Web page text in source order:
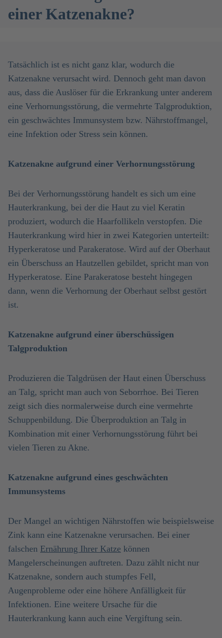
einer Katzenakne?
Tatsächlich ist es nicht ganz klar, wodurch die
Katzenakne verursacht wird. Dennoch geht man davon
aus, dass die Auslöser für die Erkrankung unter anderem
eine Verhornungsstörung, die vermehrte Talgproduktion,
ein geschwächtes Immunsystem bzw. Nährstoffmangel,
eine Infektion oder Stress sein können.
Katzenakne aufgrund einer Verhornungsstörung
Bei der Verhornungsstörung handelt es sich um eine
Hauterkrankung, bei der die Haut zu viel Keratin
produziert, wodurch die Haarfollikeln verstopfen. Die
Hauterkrankung wird hier in zwei Kategorien unterteilt:
Hyperkeratose und Parakeratose. Wird auf der Oberhaut
ein Überschuss an Hautzellen gebildet, spricht man von
Hyperkeratose. Eine Parakeratose besteht hingegen
dann, wenn die Verhornung der Oberhaut selbst gestört
ist.
Katzenakne aufgrund einer überschüssigen
Talgproduktion
Produzieren die Talgdrüsen der Haut einen Überschuss
an Talg, spricht man auch von Seborrhoe. Bei Tieren
zeigt sich dies normalerweise durch eine vermehrte
Schuppenbildung. Die Überproduktion an Talg in
Kombination mit einer Verhornungsstörung führt bei
vielen Tieren zu Akne.
Katzenakne aufgrund eines geschwächten
Immunsystems
Der Mangel an wichtigen Nährstoffen wie beispielsweise
Zink kann eine Katzenakne verursachen. Bei einer
falschen Ernährung Ihrer Katze können
Mangelerscheinungen auftreten. Dazu zählt nicht nur
Katzenakne, sondern auch stumpfes Fell,
Augenprobleme oder eine höhere Anfälligkeit für
Infektionen. Eine weitere Ursache für die
Hauterkrankung kann auch eine Vergiftung sein.